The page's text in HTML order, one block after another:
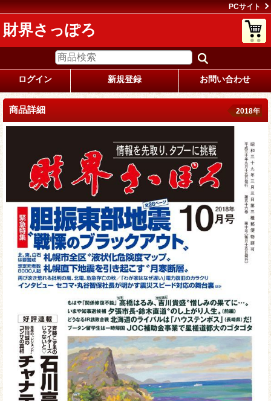
PCサイト
財界さっぽろ
ログイン 新規登録 お問い合わせ
商品詳細 2018年